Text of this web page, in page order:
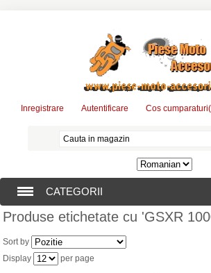
Inregistrare Autentificare Cos cumparaturi
CATEGORII
PIESE MOTO
ACCESORII MOTO
Produse etichetate cu 'GSXR
Sort by
Display
per page